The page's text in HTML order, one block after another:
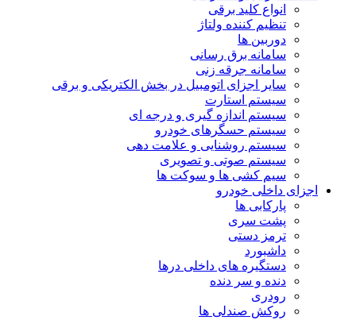
انواع کلید برقی
تنظیم کننده ولتاژ
دوربین ها
سامانه برق رسانی
سامانه جرقه زنی
سایر اجزای اتومبیل در بخش الکتریکی و برقی
سیستم استارت
سیستم اندازه گیری و درجه ای
سیستم حسگرهای خودرو
سیستم روشنایی و علامت دهی
سیستم صوتی و تصویری
سیم کشی ها و سوکت ها
اجزای داخلی خودرو
پارکابی ها
پشت سری
ترمز دستی
داشبورد
دستگیره های داخلی درها
دنده و سر دنده
رودری
روکش صندلی ها